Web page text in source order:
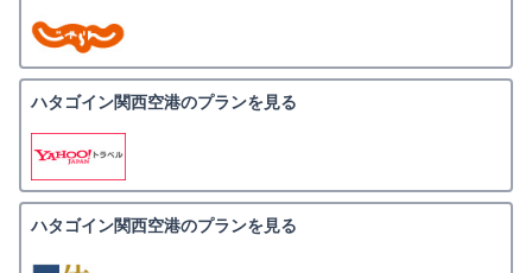
ハタゴイン関西空港のプランを見る
ハタゴイン関西空港のプランを見る